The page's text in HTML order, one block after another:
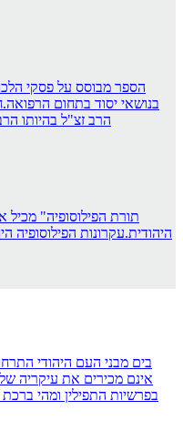
הספר מבוסס על פסקי
בנושאי יסוד בתחום
הרב זצ"ל בהיותו
היהודית.עקרונות הפילוסופיה
בים מבני העם היהודי
אינם מכירים את עיקריה
בפרשיות התפילין ומהי